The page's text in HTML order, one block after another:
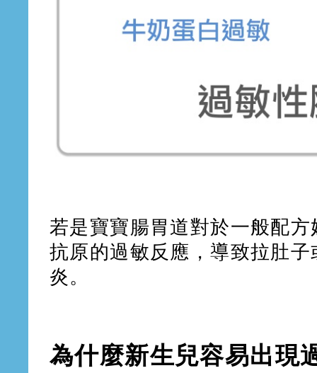
若是寶寶腸胃道對於一般配
抗原的過敏反應，導致拉肚
炎。
為什麼新生兒容易出現